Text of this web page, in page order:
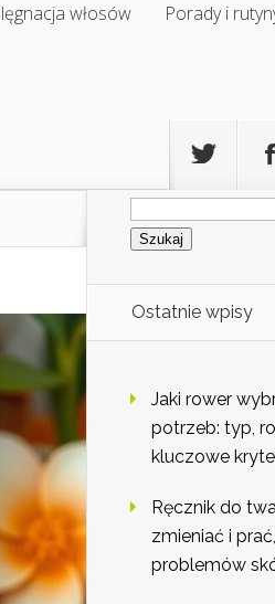
włosów Porady i
Szukaj:
Ostatnie wpisy
Jaki rower
potrzeb: typ,
kluczowe
Ręcznik do
zmieniać i
problemów